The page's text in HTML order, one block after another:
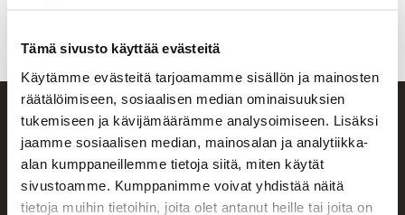
Tämä sivusto käyttää evästeitä
Käytämme evästeitä tarjoamamme sisällön ja mainosten
räätälöimiseen, sosiaalisen median ominaisuuksien
tukemiseen ja kävijämäärämme analysoimiseen. Lisäksi
jaamme sosiaalisen median, mainosalan ja analytiikka-
alan kumppaneillemme tietoja siitä, miten käytät
sivustoamme. Kumppanimme voivat yhdistää näitä
tietoja muihin tietoihin, joita olet antanut heille tai joita on